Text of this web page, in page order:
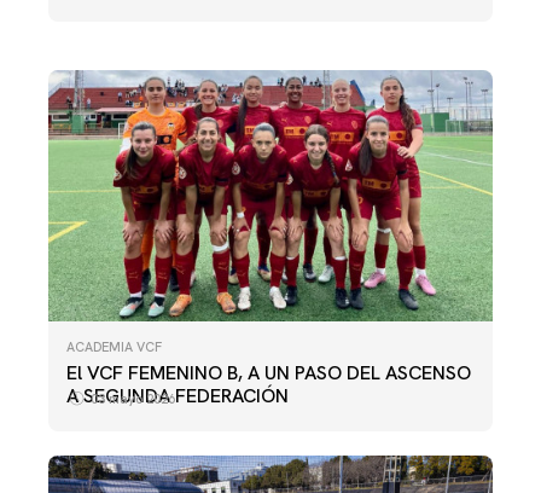
ACADEMIA VCF
El VCF FEMENINO B, A UN PASO DEL ASCENSO
A SEGUNDA FEDERACIÓN
03 mayo 2026